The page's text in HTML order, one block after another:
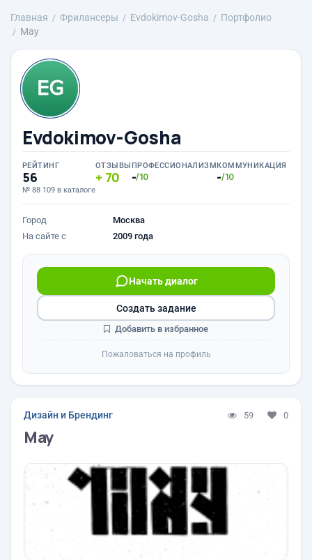
Главная Фрилансеры Evdokimov-Gosha
Портфолио
May
Evdokimov-Gosha
РЕЙТИНГ
56
№ 88 109 в каталоге
ОТЗЫВЫ
70
ПРОФЕССИОНАЛИЗМ
-/10
КОММУНИКАЦИЯ
-/10
Город
Москва
На сайте с
2009 года
Начать диалог
Создать задание
Добавить в избранное
Пожаловаться на профиль
Дизайн и Брендинг 59 0
May